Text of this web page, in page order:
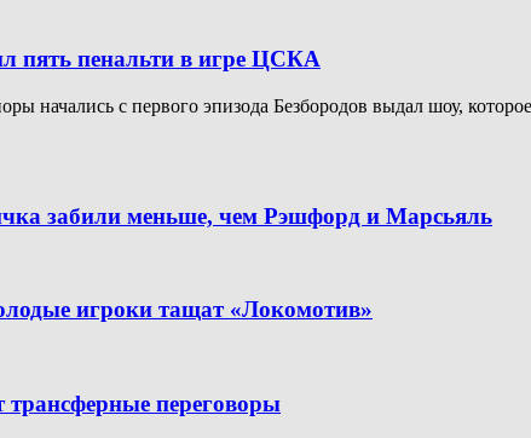
пять пенальти в игре ЦСКА
начались с первого эпизода Безбородов выдал шоу,
забили меньше, чем Рэшфорд и Марсьяль
игроки тащат «Локомотив»
переговоры